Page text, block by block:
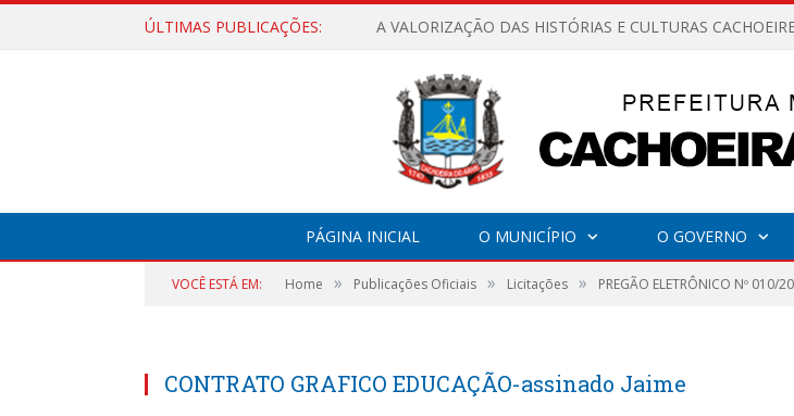
ÚLTIMAS PUBLICAÇÕES: A VALORIZAÇÃO DAS HISTÓRIAS E CULTURAS
PÁGINA INICIAL O MUNICÍPIO O GOVERNO
VOCÊ ESTÁ EM: Home » Publicações Oficiais » Licitações » PREGÃO ELETRÔNICO Nº 010/
CONTRATO GRAFICO EDUCAÇÃO-assinado Jaime